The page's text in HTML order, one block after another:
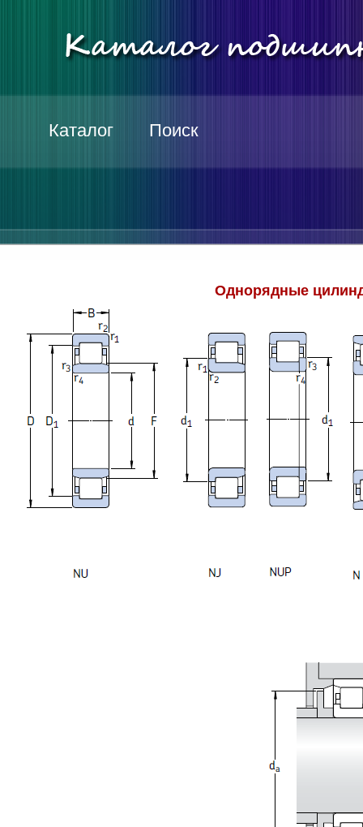
Каталог Поиск
Однорядные